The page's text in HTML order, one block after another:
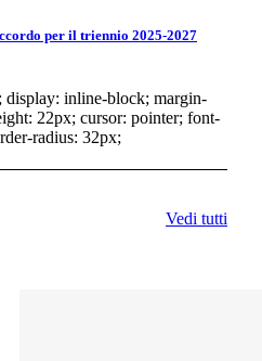
per il triennio 2025-2027
display: inline-block; margin-
22px; cursor: pointer; font-
radius: 32px;
Vedi tutti